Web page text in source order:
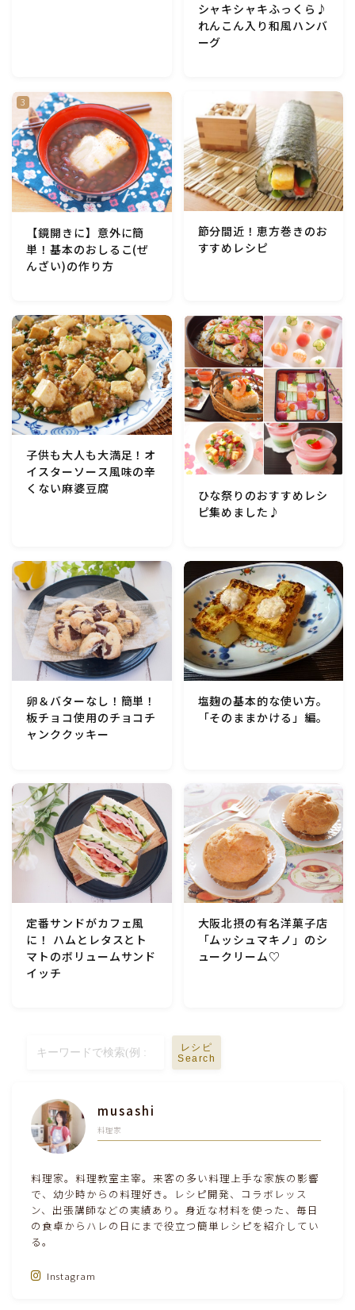
Follow Me‼
シャキシャキふっくら♪
れんこん入り和風ハンバ
ーグ
【鏡開きに】意外に簡
単！基本のおしるこ(ぜ
んざい)の作り方
節分間近！恵方巻きのお
すすめレシピ
子供も大人も大満足！オ
イスターソース風味の辛
くない麻婆豆腐
ひな祭りのおすすめレシ
ピ集めました♪
卵＆バターなし！簡単！
板チョコ使用のチョコチ
ャンククッキー
塩麹の基本的な使い方。
「そのままかける」編。
定番サンドがカフェ風
に！ ハムとレタスとト
マトのボリュームサンド
イッチ
大阪北摂の有名洋菓子店
「ムッシュマキノ」のシ
ュークリーム♡
レシピ
Search
musashi
料理家
料理家。料理教室主宰。来客の多い料理上手な家族の影響
で、幼少時からの料理好き。レシピ開発、コラボレッス
ン、出張講師などの実績あり。身近な材料を使った、毎日
の食卓からハレの日にまで役立つ簡単レシピを紹介してい
る。
Instagram